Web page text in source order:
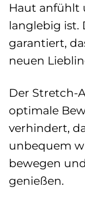
Haut anfühlt
langlebig ist.
garantiert,
neuen
Der Stretch-
optimale
verhindert,
unbequem
bewegen
genießen.